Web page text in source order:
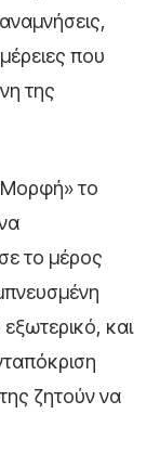
που
της
το
το μέρος
και
ζητούν να